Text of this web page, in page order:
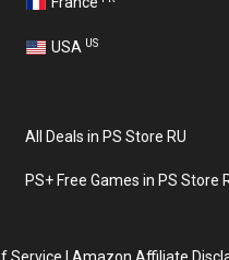
USA US
All Deals in PS Store RU
PS+ Free Games in PS Store